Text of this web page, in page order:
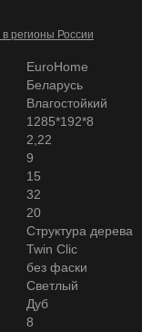
регионы России
EuroHome
Беларусь
Влагостойкий
1285*192*8
2,22
9
15
32
20
Структура дерева
Twin Clic
без фаски
Светлый
Дуб
8